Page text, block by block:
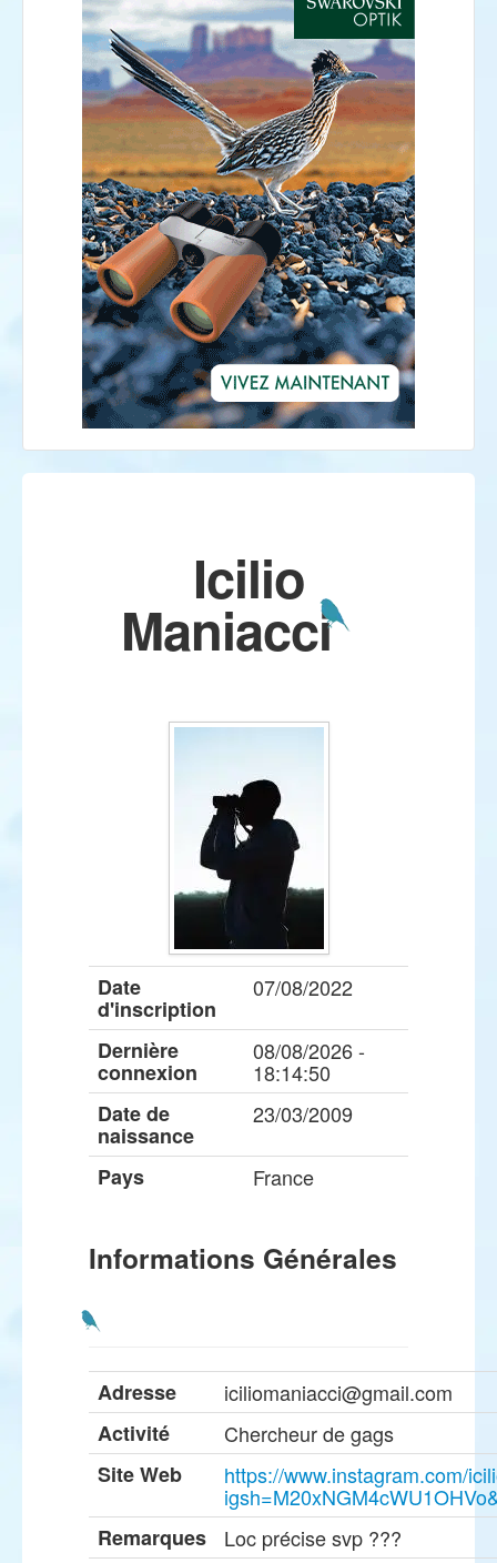
Icilio
Maniacci
Date
d'inscription
07/08/2022
Dernière
connexion
08/08/2026 -
18:14:50
Date de
naissance
23/03/2009
Pays France
Informations Générales
Adresse
iciliomaniacci@gmail.com
Activité
Chercheur de gags
Site Web
https://www.instagram.com/
Remarques
Loc précise svp ???